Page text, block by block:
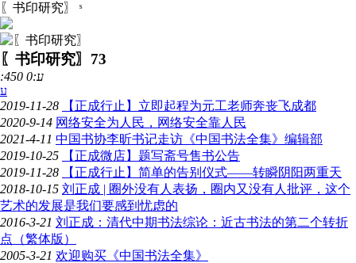
〖书印研究〗 ˢ
〖书印研究〗 73
:450 ע:0
ע
2019-11-28
【正成行止】立即起程为元工老师奔丧飞成都
2020-9-14 网络安全为人民，网络安全靠人民
2021-4-11 中国书协李昕书记走访《中国书法全集》编辑部
2019-10-25
【正成微店】题写斋号售书公告
2019-11-28
【正成行止】简单的告别仪式——转瞬阴阳两重天
2018-10-15 刘正成 | 圈外没有人表扬，圈内又没有人批评，这个
艺术的发展是我们要感到忧虑的
2016-3-21 刘正成：清代中期书法综论：近古书法的第二个转折
点（繁体版）
2005-3-21 欢迎购买《中国书法全集》